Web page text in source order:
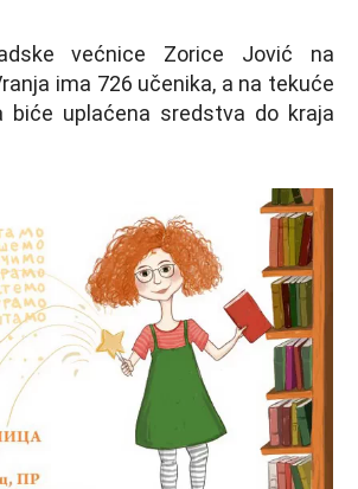
većnice Zorice Jović na
ima 726 učenika, a na tekuće
biće uplaćena sredstva do kraja